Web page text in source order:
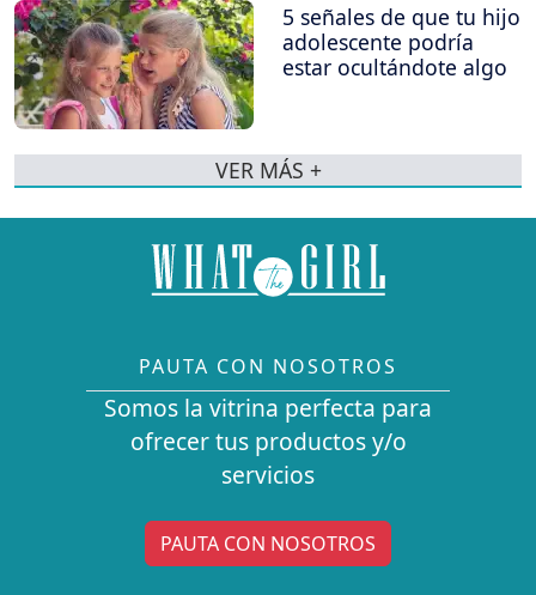
5 señales de que tu hijo
adolescente podría
estar ocultándote algo
VER MÁS +
PAUTA CON NOSOTROS
Somos la vitrina perfecta para
ofrecer tus productos y/o
servicios
PAUTA CON NOSOTROS